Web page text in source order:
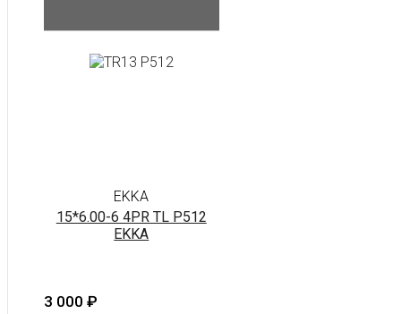
EKKA
15*6.00-6 4PR TL P512
EKKA
3 000 ₽